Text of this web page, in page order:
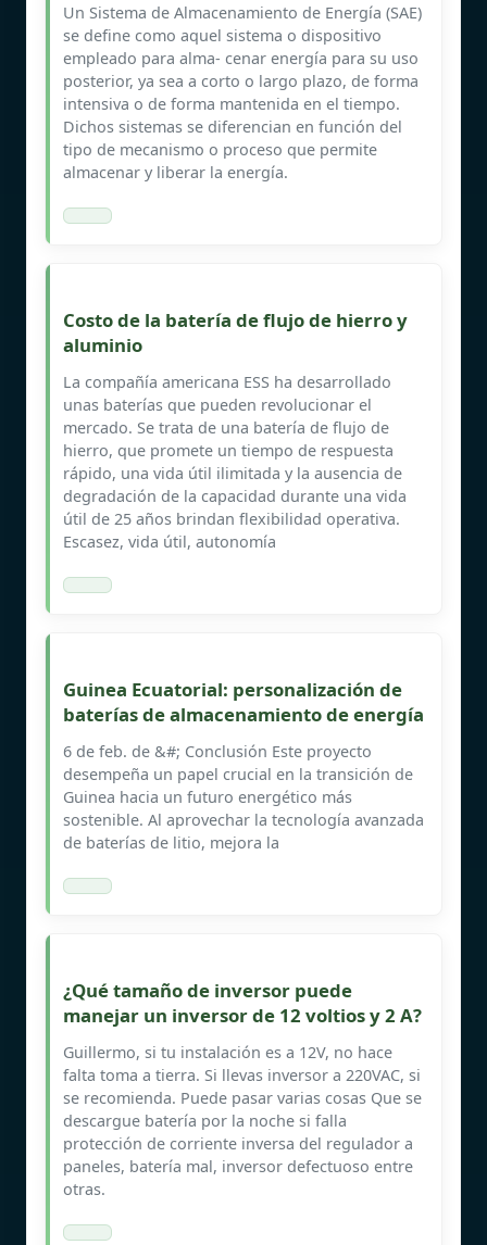
Un Sistema de Almacenamiento de Energía (SAE)
se define como aquel sistema o dispositivo
empleado para alma- cenar energía para su uso
posterior, ya sea a corto o largo plazo, de forma
intensiva o de forma mantenida en el tiempo.
Dichos sistemas se diferencian en función del
tipo de mecanismo o proceso que permite
almacenar y liberar la energía.
Costo de la batería de flujo de hierro y
aluminio
La compañía americana ESS ha desarrollado
unas baterías que pueden revolucionar el
mercado. Se trata de una batería de flujo de
hierro, que promete un tiempo de respuesta
rápido, una vida útil ilimitada y la ausencia de
degradación de la capacidad durante una vida
útil de 25 años brindan flexibilidad operativa.
Escasez, vida útil, autonomía
Guinea Ecuatorial: personalización de
baterías de almacenamiento de energía
6 de feb. de &#; Conclusión Este proyecto
desempeña un papel crucial en la transición de
Guinea hacia un futuro energético más
sostenible. Al aprovechar la tecnología avanzada
de baterías de litio, mejora la
¿Qué tamaño de inversor puede
manejar un inversor de 12 voltios y 2 A?
Guillermo, si tu instalación es a 12V, no hace
falta toma a tierra. Si llevas inversor a 220VAC, si
se recomienda. Puede pasar varias cosas Que se
descargue batería por la noche si falla
protección de corriente inversa del regulador a
paneles, batería mal, inversor defectuoso entre
otras.